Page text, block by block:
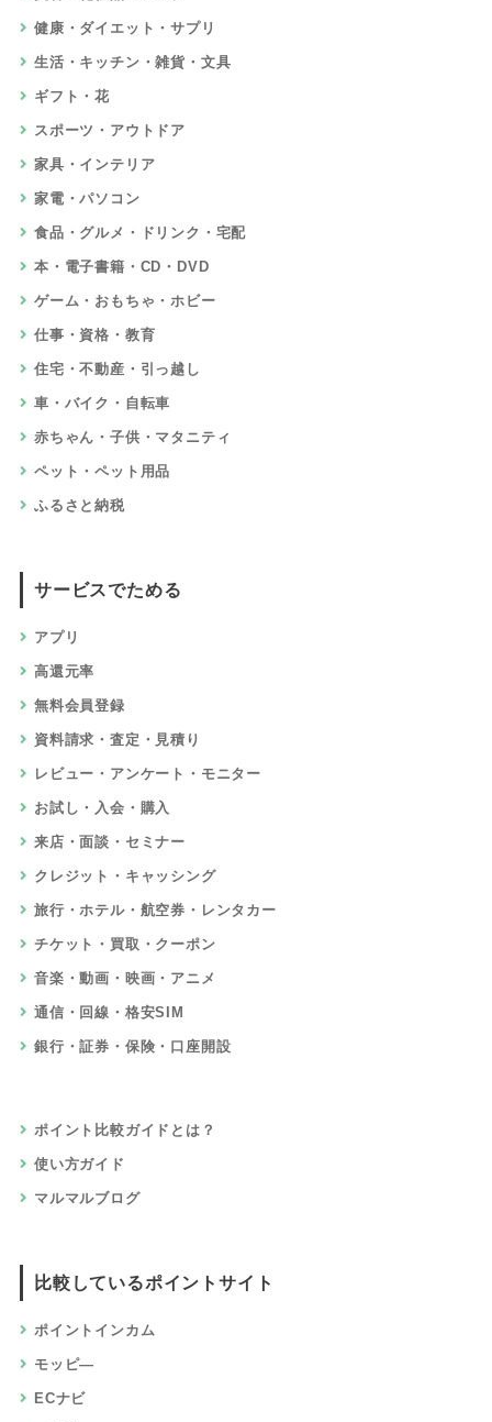
健康・ダイエット・サプリ
生活・キッチン・雑貨・文具
ギフト・花
スポーツ・アウトドア
家具・インテリア
家電・パソコン
食品・グルメ・ドリンク・宅配
本・電子書籍・CD・DVD
ゲーム・おもちゃ・ホビー
仕事・資格・教育
住宅・不動産・引っ越し
車・バイク・自転車
赤ちゃん・子供・マタニティ
ペット・ペット用品
ふるさと納税
サービスでためる
アプリ
高還元率
無料会員登録
資料請求・査定・見積り
レビュー・アンケート・モニター
お試し・入会・購入
来店・面談・セミナー
クレジット・キャッシング
旅行・ホテル・航空券・レンタカー
チケット・買取・クーポン
音楽・動画・映画・アニメ
通信・回線・格安SIM
銀行・証券・保険・口座開設
ポイント比較ガイドとは？
使い方ガイド
マルマルブログ
比較しているポイントサイト
ポイントインカム
モッピ―
ECナビ